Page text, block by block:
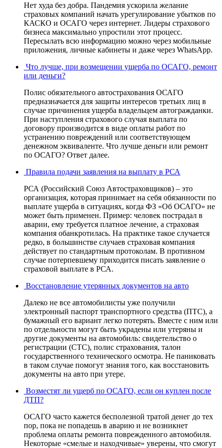
Нет худа без добра. Пандемия ускорила желание
страховых компаний начать урегулирование убытков по
КАСКО и ОСАГО через интернет. Лидеры страхового
бизнеса максимально упростили этот процесс.
Пересылать всю информацию можно через мобильные
приложения, личные кабинеты и даже через WhatsApp.
Что лучше, при возмещении ущерба по ОСАГО, ремонт
или деньги?
Полис обязательного автострахования ОСАГО
предназначается для защиты интересов третьих лиц в
случае причинения ущерба владельцем автогражданки.
При наступления страхового случая выплата по
договору производится в виде оплаты работ по
устранению повреждений или соответствующем
денежном эквиваленте. Что лучше деньги или ремонт
по ОСАГО? Ответ далее.
Правила подачи заявления на выплату в РСА
РСА (Российский Союз Автостраховщиков) – это
организация, которая принимает на себя обязанности по
выплате ущерба в ситуациях, когда ФЗ «Об ОСАГО» не
может быть применен. Пример: человек пострадал в
аварии, ему требуется платное лечение, а страховая
компания обанкротилась. На практике такое случается
редко, в большинстве случаев страховая компания
действует по стандартным протоколам. В противном
случае потерпевшему приходится писать заявление о
страховой выплате в РСА.
Восстановление утерянных документов на авто
Далеко не все автомобилисты уже получили
электронный паспорт транспортного средства (ПТС), а
бумажный его вариант легко потерять. Вместе с ним или
по отдельности могут быть украдены или утеряны и
другие документы на автомобиль: свидетельство о
регистрации (СТС), полис страхования, талон
государственного технического осмотра. Не паниковать
в таком случае помогут знания того, как восстановить
документы на авто при утере.
Возместят ли ущерб по ОСАГО, если он куплен после
ДТП?
ОСАГО часто кажется бесполезной тратой денег до тех
пор, пока не попадешь в аварию и не возникнет
проблема оплаты ремонта поврежденного автомобиля.
Некоторые «смелые и находчивые» уверены, что смогут